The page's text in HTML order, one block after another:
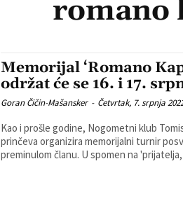
romano
Memorijal ‘Romano
održat će se 16. i 17.
Goran Čičin-Mašansker - Četvrtak, 7. srpnja
Kao i prošle godine, Nogometni klub
prinčeva organizira memorijalni turnir
preminulom članu. U spomen na